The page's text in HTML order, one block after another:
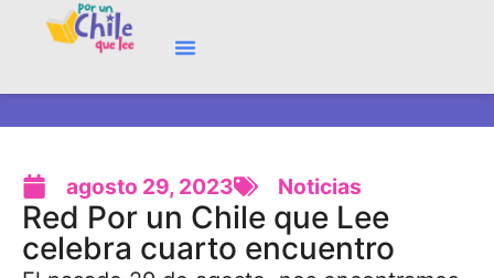
agosto 29, 2023 Noticias
Red Por un Chile que Lee
celebra cuarto encuentro